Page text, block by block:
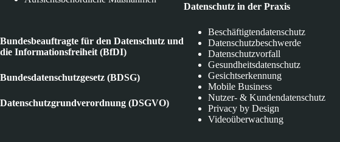
Bundesbeauftragte für den Datenschutz und
die Informationsfreiheit (BfDI)
Bundesdatenschutzgesetz (BDSG)
Datenschutzgrundverordnung (DSGVO)
Datenschutz in der Praxis
Beschäftigtendatenschutz
Datenschutzbeschwerde
Datenschutzvorfall
Gesundheitsdatenschutz
Gesichtserkennung
Mobile Business
Nutzer- & Kundendatenschutz
Privacy by Design
Videoüberwachung